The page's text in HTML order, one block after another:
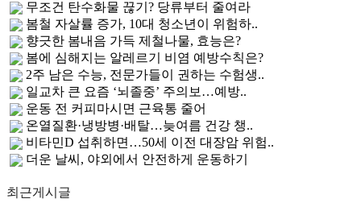
무조건 탄수화물 끊기? 당류부터 줄여라
봄철 자살률 증가, 10대 청소년이 위험하..
향긋한 봄내음 가득 제철나물, 효능은?
봄에 심해지는 알레르기 비염 예방수칙은?
2주 남은 수능, 전문가들이 권하는 수험생..
일교차 큰 요즘 ‘뇌졸중’ 주의보…예방..
운동 전 커피마시면 근육통 줄어
온열질환·냉방병·배탈…늦여름 건강 챙..
비타민D 섭취하면…50세 이전 대장암 위험..
더운 날씨, 야외에서 안전하게 운동하기
최근게시글